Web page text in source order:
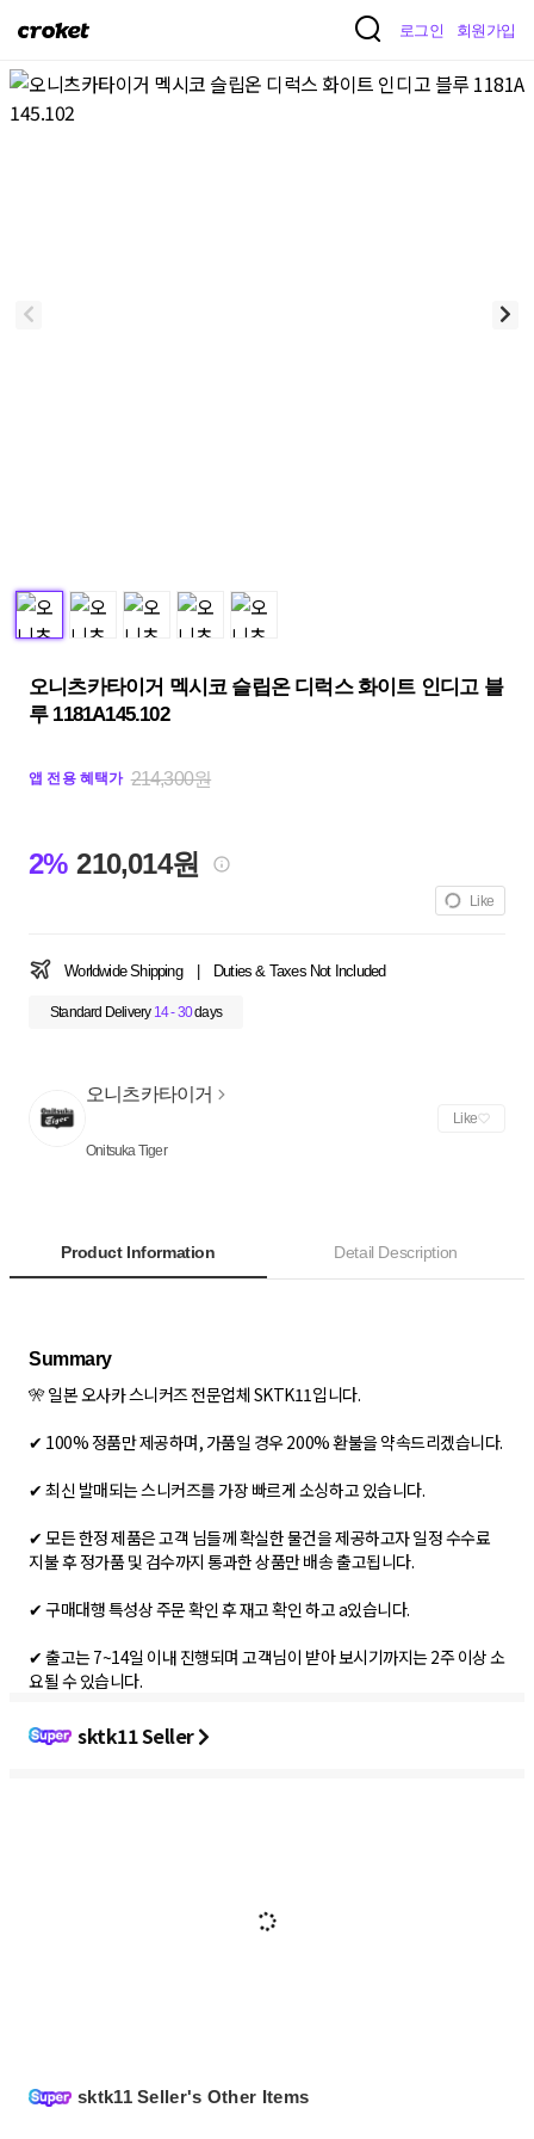
크
켓
로그인 회원가입
오니츠카타이거 멕시코 슬립온 디럭스 화이트 인디고 블
루 1181A145.102
앱 전용 혜택가 214,300원
2% 210,014원
Like
Worldwide Shipping Duties & Taxes Not Included
Standard Delivery 14 - 30days
오니츠카타이거
Onitsuka Tiger
Like
Product Information Detail Description
Summary
🎌 일본 오사카 스니커즈 전문업체 SKTK11입니다.
✔ 100% 정품만 제공하며, 가품일 경우 200% 환불을 약속드리겠습니다.
✔ 최신 발매되는 스니커즈를 가장 빠르게 소싱하고 있습니다.
✔ 모든 한정 제품은 고객 님들께 확실한 물건을 제공하고자 일정 수수료
지불 후 정가품 및 검수까지 통과한 상품만 배송 출고됩니다.
✔ 구매대행 특성상 주문 확인 후 재고 확인 하고 a있습니다.
✔ 출고는 7~14일 이내 진행되며 고객님이 받아 보시기까지는 2주 이상 소
요될 수 있습니다.
sktk11 Seller
sktk11 Seller's Other Items